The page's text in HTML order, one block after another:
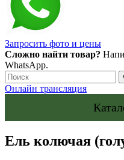
Запросить фото и цены
Сложно найти товар?
WhatsApp.
Онлайн трансляция
Ель колючая